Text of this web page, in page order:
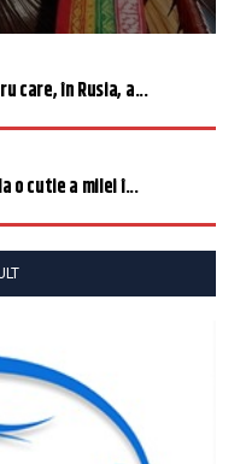
care, în Rusia, a...
o cutie a milei î...